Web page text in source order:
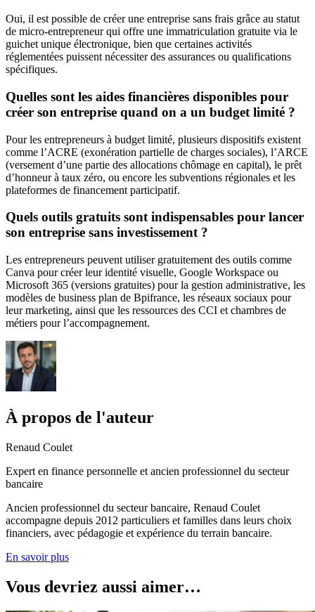
Oui, il est possible de créer une entreprise sans frais grâce au statut
de micro-entrepreneur qui offre une immatriculation gratuite via le
guichet unique électronique, bien que certaines activités
réglementées puissent nécessiter des assurances ou qualifications
spécifiques.
Quelles sont les aides financières disponibles pour
créer son entreprise quand on a un budget limité ?
Pour les entrepreneurs à budget limité, plusieurs dispositifs existent
comme l’ACRE (exonération partielle de charges sociales), l’ARCE
(versement d’une partie des allocations chômage en capital), le prêt
d’honneur à taux zéro, ou encore les subventions régionales et les
plateformes de financement participatif.
Quels outils gratuits sont indispensables pour lancer
son entreprise sans investissement ?
Les entrepreneurs peuvent utiliser gratuitement des outils comme
Canva pour créer leur identité visuelle, Google Workspace ou
Microsoft 365 (versions gratuites) pour la gestion administrative, les
modèles de business plan de Bpifrance, les réseaux sociaux pour
leur marketing, ainsi que les ressources des CCI et chambres de
métiers pour l’accompagnement.
À propos de l'auteur
Renaud Coulet
Expert en finance personnelle et ancien professionnel du secteur
bancaire
Ancien professionnel du secteur bancaire, Renaud Coulet
accompagne depuis 2012 particuliers et familles dans leurs choix
financiers, avec pédagogie et expérience du terrain bancaire.
En savoir plus
Vous devriez aussi aimer…